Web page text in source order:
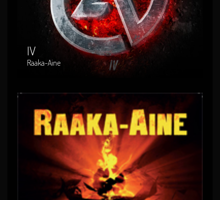
IV
Raaka-Aine
Artist : Raaka-Aine
Release Date : 2016-08-27
Genre : suomi-rock
Produced By : RACD-010
Shokkiterapiaa